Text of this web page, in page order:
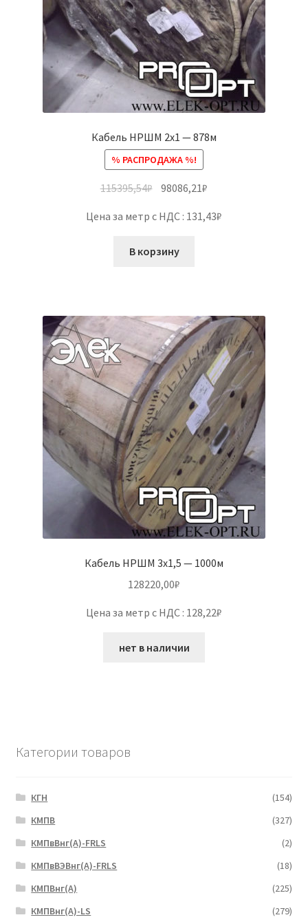
Кабель НРШМ 2х1 — 878м
% РАСПРОДАЖА %!
115395,54₽ 98086,21₽
Цена за метр с НДС : 131,43₽
В корзину
Кабель НРШМ 3х1,5 — 1000м
128220,00₽
Цена за метр с НДС : 128,22₽
нет в наличии
Категории товаров
КГН
(154)
КМПВ
(327)
КМПвВнг(А)-FRLS
(2)
КМПвВЭВнг(А)-FRLS
(18)
КМПВнг(А)
(225)
КМПВнг(А)-LS
(279)